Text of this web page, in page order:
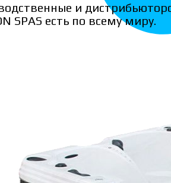
и
SPAS есть по всему миру.